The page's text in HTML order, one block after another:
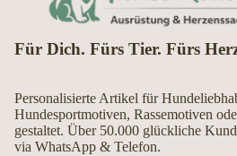
Für Dich. Fürs Tier. Fürs
Personalisierte Artikel für
Hundesportmotiven, Rassemotiven
gestaltet. Über 50.000 glückliche
via WhatsApp & Telefon.